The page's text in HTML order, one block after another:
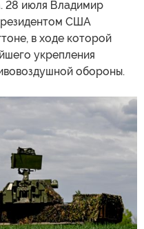
28 июля Владимир
США
в ходе которой
укрепления
обороны.